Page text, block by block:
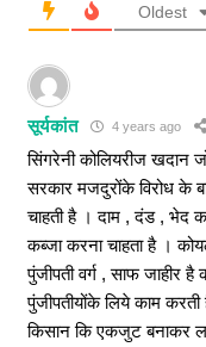
Oldest
सूर्यकांत 4 years ago
सिंगरेनी कोलियरीज खदान
सरकार मजदुरोंके विरोध के
चाहती है । दाम , दंड , भेद
कब्जा करना चाहता है ।
पुंजीपती वर्ग , साफ जाहीर है
पुंजीपतीयोंके लिये काम
किसान कि एकजुट बनाकर